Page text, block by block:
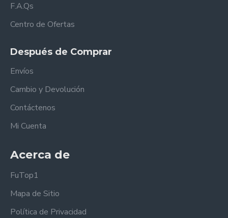
F.A.Qs
Centro de Ofertas
Después de Comprar
Envíos
Cambio y Devolución
Contáctenos
Mi Cuenta
Acerca de
FuTop1
Mapa de Sitio
Política de Privacidad